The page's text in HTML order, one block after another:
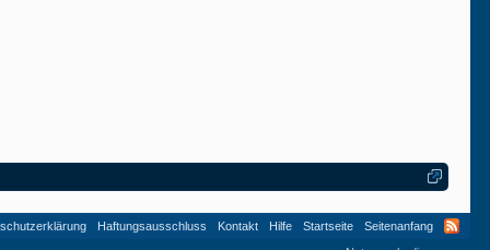
Haftungsausschluss Kontakt Hilfe Startseite
Seitenanfang